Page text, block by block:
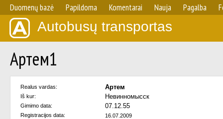
Duomenų bazė Papildoma Komentarai Nauja Pagalba
Autobusų transportas
Артем1
Realus vardas: Артем
Iš kur: Невинномысск
Gimimo data: 07.12.55
Registracijos data:
16.07.2009